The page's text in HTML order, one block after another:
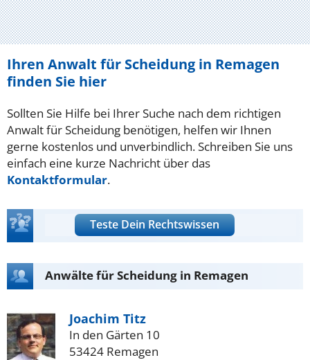
Ihren Anwalt für Scheidung in Remagen
finden Sie hier
Sollten Sie Hilfe bei Ihrer Suche nach dem richtigen
Anwalt für Scheidung benötigen, helfen wir Ihnen
gerne kostenlos und unverbindlich. Schreiben Sie uns
einfach eine kurze Nachricht über das
Kontaktformular.
Teste Dein Rechtswissen
Anwälte für Scheidung in Remagen
Joachim Titz
In den Gärten 10
53424 Remagen